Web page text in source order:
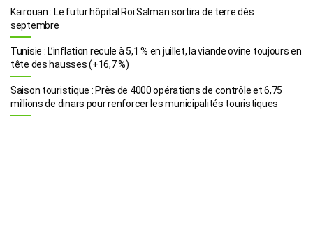
Kairouan : Le futur hôpital Roi Salman sortira de terre dès
septembre
Tunisie : L’inflation recule à 5,1 % en juillet, la viande ovine toujours en
tête des hausses (+16,7 %)
Saison touristique : Près de 4000 opérations de contrôle et 6,75
millions de dinars pour renforcer les municipalités touristiques